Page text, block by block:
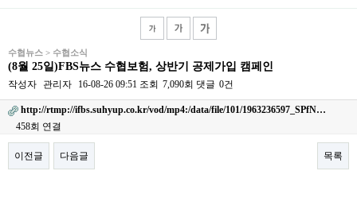
수협뉴스 > 수협소식
(8월 25일)FBS뉴스 수협보험, 상반기 공제가입 캠페인
작성자 관리자 16-08-26 09:51 조회 7,090회 댓글 0건
http://rtmp://ifbs.suhyup.co.kr/vod/mp4:/data/file/101/1963236597_SPfN…
458회 연결
이전글 다음글 목록